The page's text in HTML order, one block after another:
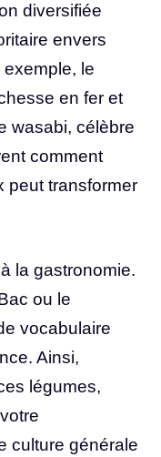
diversifiée
envers
le
en fer et
wasabi, célèbre
comment
peut transformer
la gastronomie.
ou le
vocabulaire
Ainsi,
légumes,
culture générale